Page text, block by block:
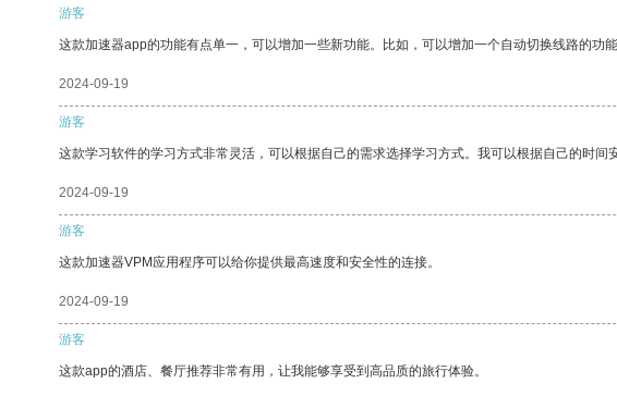
游客
这款加速器app的功能有点单一，可以增加一些新功能。比如，可以增加一个自动切换线路的功
2024-09-19
游客
这款学习软件的学习方式非常灵活，可以根据自己的需求选择学习方式。我可以根据自己的时间
2024-09-19
游客
这款加速器VPM应用程序可以给你提供最高速度和安全性的连接。
2024-09-19
游客
这款app的酒店、餐厅推荐非常有用，让我能够享受到高品质的旅行体验。